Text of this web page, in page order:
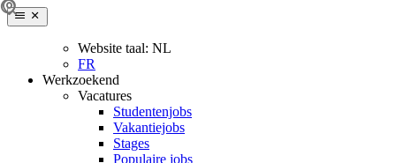
Website taal: NL
FR
Werkzoekend
Vacatures
Studentenjobs
Vakantiejobs
Stages
Populaire jobs